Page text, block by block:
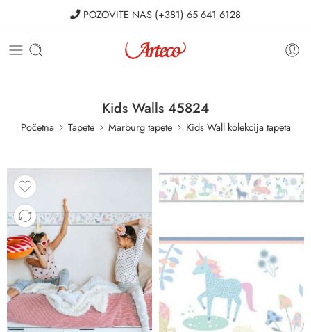
POZOVITE NAS (+381) 65 641 6128
Kids Walls 45824
Početna Tapete Marburg tapete Kids Wall kolekcija tapeta